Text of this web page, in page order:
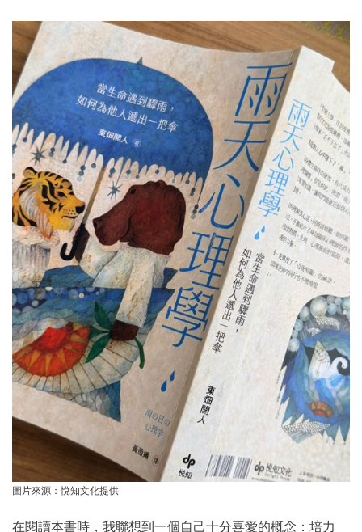
圖片來源：悅知文化提供
在閱讀本書時，我聯想到一個自己十分喜愛的概念：培力